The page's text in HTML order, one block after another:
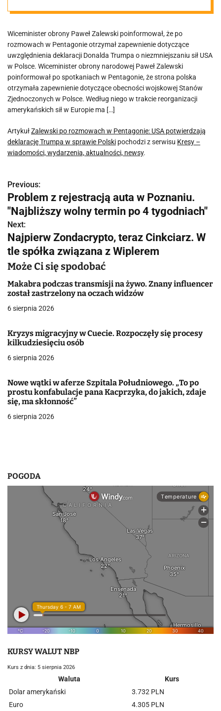
potwierdzają
deklarację
Trumpa w
sprawie Polski
Wiceminister obrony Paweł Zalewski poinformował, że po
rozmowach w Pentagonie otrzymał zapewnienie dotyczące
uwzględnienia deklaracji Donalda Trumpa o niezmniejszaniu sił USA
w Polsce. Wiceminister obrony narodowej Paweł Zalewski
poinformował po spotkaniach w Pentagonie, że strona polska
otrzymała zapewnienie dotyczące obecności wojskowej Stanów
Zjednoczonych w Polsce. Według niego w trakcie reorganizacji
amerykańskich sił w Europie ma […]
ArtykułZalewski po rozmowach w Pentagonie: USA potwierdzają
deklarację Trumpa w sprawie Polski pochodzi z serwisu Kresy –
wiadomości, wydarzenia, aktualności, newsy.
N
a
w
i
g
a
c
a
w
i
s
Previous:
Problem z rejestracją auta w Poznaniu.
"Najbliższy wolny termin po 4 tygodniach"
Next:
Najpierw Zondacrypto, teraz Cinkciarz. W
tle spółka związana z Wiplerem
Może Ci się spodobać
Makabra podczas transmisji na żywo. Znany influencer
został zastrzelony na oczach widzów
6 sierpnia 2026
Kryzys migracyjny w Cuecie. Rozpoczęły się procesy
kilkudziesięciu osób
6 sierpnia 2026
Nowe wątki w aferze Szpitala Południowego. „To po
prostu konfabulacje pana Kacprzyka, do jakich, zdaje
się, ma skłonność”
6 sierpnia 2026
POGODA
KURSY WALUT NBP
Kurs z dnia: 5 sierpnia 2026
Waluta
Kurs
Dolar amerykański
3.732 PLN
Euro
4.305 PLN